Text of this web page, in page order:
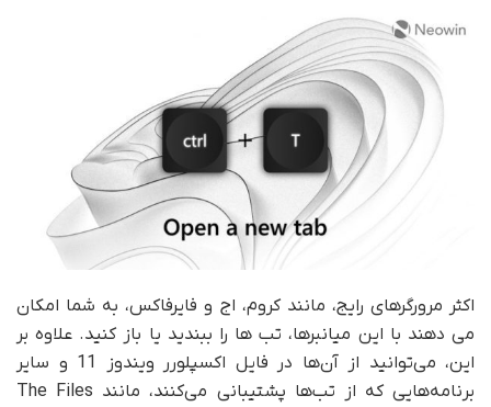
اکثر مرورگرهای رایج، مانند کروم، اج و فایرفاکس، به شما امکان
می دهند با این میانبرها، تب ها را ببندید یا باز کنید. علاوه بر
این، می‌توانید از آن‌ها در فایل اکسپلورر ویندوز 11 و سایر
برنامه‌هایی که از تب‌ها پشتیبانی می‌کنند، مانند The Files